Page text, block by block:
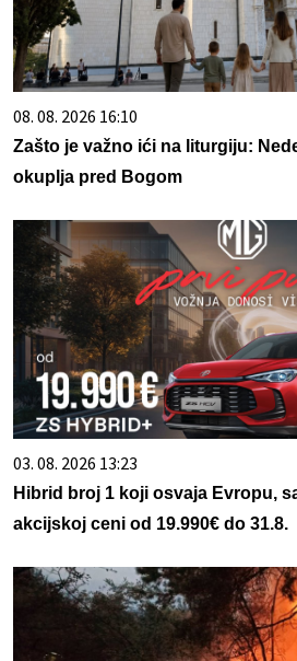
08. 08. 2026 16:10
Zašto je važno ići na liturgiju:
okuplja pred Bogom
03. 08. 2026 13:23
Hibrid broj 1 koji osvaja Evropu,
akcijskoj ceni od 19.990€ do 31.8.